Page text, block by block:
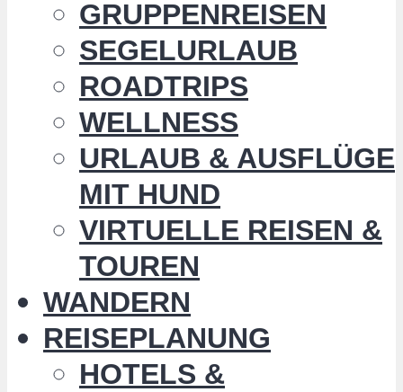
GRUPPENREISEN
SEGELURLAUB
ROADTRIPS
WELLNESS
URLAUB & AUSFLÜGE
MIT HUND
VIRTUELLE REISEN &
TOUREN
WANDERN
REISEPLANUNG
HOTELS &